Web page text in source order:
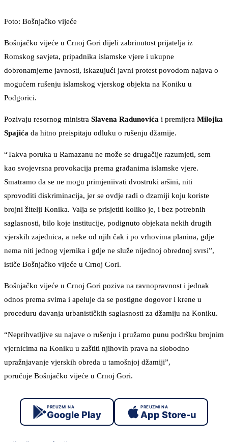
Foto: Bošnjačko vijeće
Bošnjačko vijeće u Crnoj Gori dijeli zabrinutost prijatelja iz
Romskog savjeta, pripadnika islamske vjere i ukupne
dobronamjerne javnosti, iskazujući javni protest povodom najava o
mogućem rušenju islamskog vjerskog objekta na Koniku u
Podgorici.
Pozivaju resornog ministra Slavena Radunovića i premijera Milojka
Spajića da hitno preispitaju odluku o rušenju džamije.
“Takva poruka u Ramazanu ne može se drugačije razumjeti, sem
kao svojevrsna provokacija prema građanima islamske vjere.
Smatramo da se ne mogu primjeniivati dvostruki aršini, niti
sprovoditi diskriminacija, jer se ovdje radi o dzamiji koju koriste
brojni žitelji Konika. Valja se prisjetiti koliko je, i bez potrebnih
saglasnosti, bilo koje institucije, podignuto objekata nekih drugih
vjerskih zajednica, a neke od njih čak i po vrhovima planina, gdje
nema niti jednog vjernika i gdje ne služe nijednoj obrednoj svrsi”,
ističe Bošnjačko vijeće u Crnoj Gori.
Bošnjačko vijeće u Crnoj Gori poziva na ravnopravnost i jednak
odnos prema svima i apeluje da se postigne dogovor i krene u
proceduru davanja urbanističkih saglasnosti za džamiju na Koniku.
“Neprihvatljive su najave o rušenju i pružamo punu podršku brojnim
vjernicima na Koniku u zaštiti njihovih prava na slobodno
upražnjavanje vjerskih obreda u tamošnjoj džamiji”,
poručuje Bošnjačko vijeće u Crnoj Gori.
PREUZMI NA
Google Play
PREUZMI NA
App Store-u